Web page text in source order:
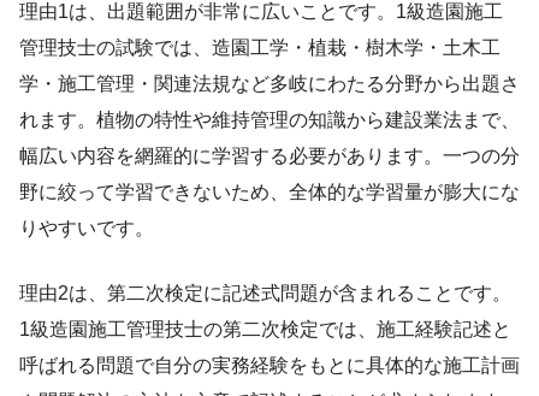
理由1は、出題範囲が非常に広いことです。1級造園施工
管理技士の試験では、造園工学・植栽・樹木学・土木工
学・施工管理・関連法規など多岐にわたる分野から出題さ
れます。植物の特性や維持管理の知識から建設業法まで、
幅広い内容を網羅的に学習する必要があります。一つの分
野に絞って学習できないため、全体的な学習量が膨大にな
りやすいです。
理由2は、第二次検定に記述式問題が含まれることです。
1級造園施工管理技士の第二次検定では、施工経験記述と
呼ばれる問題で自分の実務経験をもとに具体的な施工計画